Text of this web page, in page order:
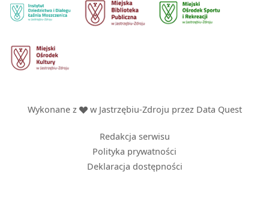
Wykonane z w Jastrzębiu-Zdroju przez Data Quest
Redakcja serwisu
Polityka prywatności
Deklaracja dostępności